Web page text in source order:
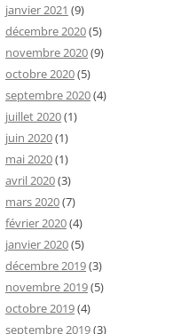
janvier 2021 (9)
décembre 2020(5)
novembre 2020(9)
octobre 2020(5)
septembre 2020(4)
juillet 2020(1)
juin 2020(1)
mai 2020(1)
avril 2020(3)
mars 2020(7)
février 2020(4)
janvier 2020(5)
décembre 2019(3)
novembre 2019(5)
octobre 2019(4)
septembre 2019(3)